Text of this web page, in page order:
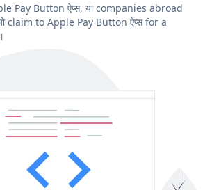
Pay Button ऐप्स, या companies abroad
claim to Apple Pay Button ऐप्स for a